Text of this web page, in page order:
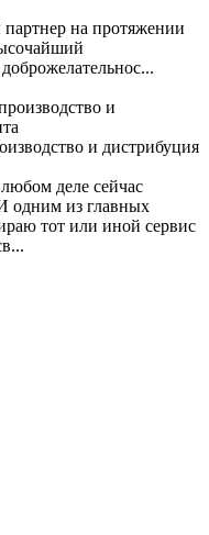
на протяжении
и дистрибуция
деле сейчас
одним из главных
тот или иной сервис